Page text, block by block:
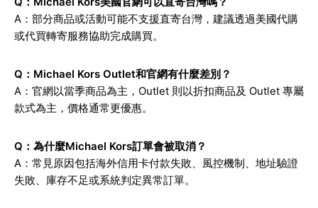
A：部分商品或活動可能不支援直寄台灣，建議透過美國代購
或代買轉寄服務協助完成購買。
Q：Michael Kors Outlet和官網有什麼差別？
A：官網以當季商品為主，Outlet 則以折扣商品及 Outlet 專屬
款式為主，價格通常更優惠。
Q：為什麼Michael Kors訂單會被取消？
A：常見原因包括海外信用卡付款失敗、風控機制、地址驗證
失敗、庫存不足或系統判定異常訂單。